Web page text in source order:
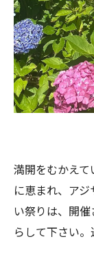
満開をむかえ
に恵まれ、ア
い祭りは、開
らして下さい